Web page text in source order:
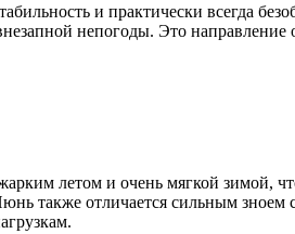
и практически всегда
непогоды. Это
жарким летом и очень мягкой
также отличается сильным